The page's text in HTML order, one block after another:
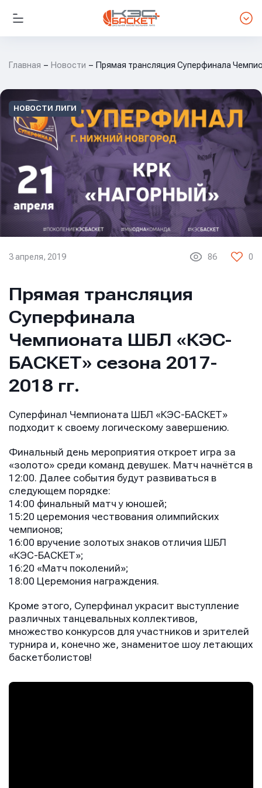
Главная Новости Прямая трансляция Суперфинала
НОВОСТИ ЛИГИ
3 апреля, 2019 86 0
Прямая трансляция
Суперфинала
Чемпионата ШБЛ «КЭС-
БАСКЕТ» сезона 2017-
2018 гг.
Суперфинал Чемпионата ШБЛ «КЭС-БАСКЕТ»
подходит к своему логическому завершению.
Финальный день мероприятия откроет игра за
«золото» среди команд девушек. Матч начнётся в
12:00. Далее события будут развиваться в
следующем порядке:
14:00 финальный матч у юношей;
15:20 церемония чествования олимпийских
чемпионов;
16:00 вручение золотых знаков отличия ШБЛ
«КЭС-БАСКЕТ»;
16:20 «Матч поколений»;
18:00 Церемония награждения.
Кроме этого, Суперфинал украсит выступление
различных танцевальных коллективов,
множество конкурсов для участников и зрителей
турнира и, конечно же, знаменитое шоу летающих
баскетболистов!